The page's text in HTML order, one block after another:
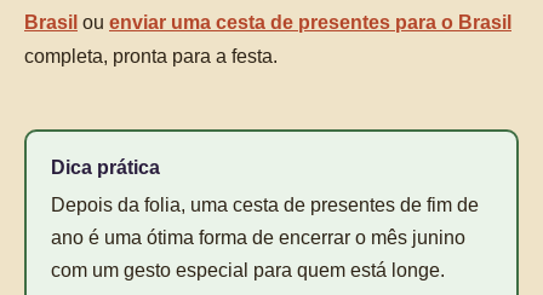
Brasil ou enviar uma cesta de presentes para o Brasil
completa, pronta para a festa.
Dica prática
Depois da folia, uma cesta de presentes de fim de
ano é uma ótima forma de encerrar o mês junino
com um gesto especial para quem está longe.